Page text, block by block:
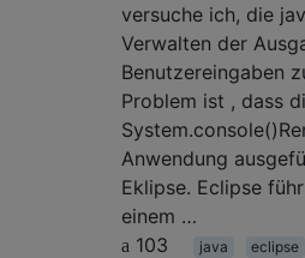
versuche ich, die
Verwalten der
Benutzereingaben
Problem ist , dass
Anwendung
Eklipse. Eclipse
einem …
103
java eclipse